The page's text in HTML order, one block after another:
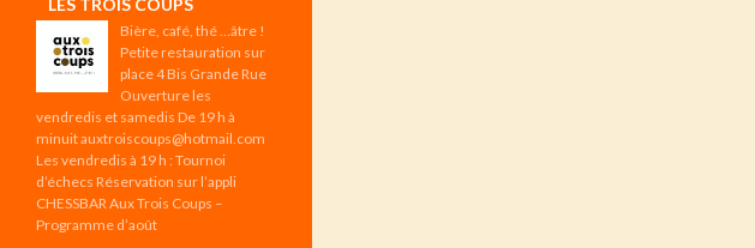
LES TROIS COUPS
Bière, café, thé …âtre !
Petite restauration sur
place 4 Bis Grande Rue
Ouverture les
vendredis et samedis De 19 h à
minuit auxtroiscoups@hotmail.com
Les vendredis à 19 h : Tournoi
d’échecs Réservation sur l’appli
CHESSBAR Aux Trois Coups –
Programme d’août